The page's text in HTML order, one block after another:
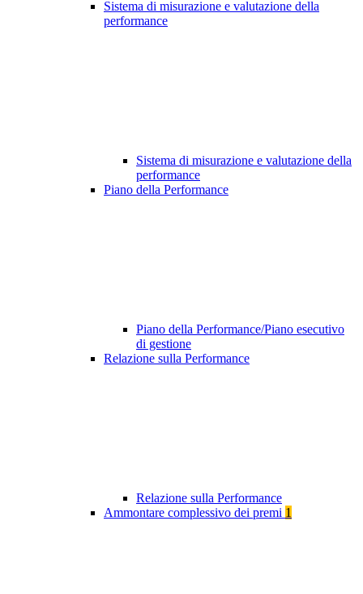
Sistema di misurazione e valutazione della
performance
Sistema di misurazione e valutazione della
performance
Piano della Performance
Piano della Performance/Piano esecutivo
di gestione
Relazione sulla Performance
Relazione sulla Performance
Ammontare complessivo dei premi 1